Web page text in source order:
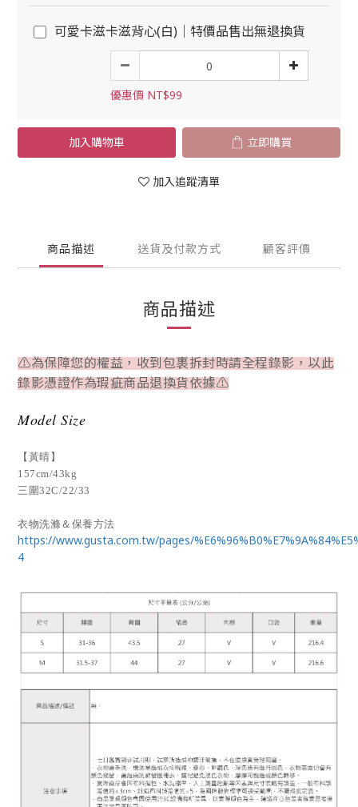
可愛卡滋卡滋背心(白)｜特價品售出無退換貨
優惠價 NT$99
加入購物車 立即購買
加入追蹤清單
商品描述 送貨及付款方式 顧客評價
商品描述
⚠為保障您的權益，收到包裹拆封時請全程錄影，以此
錄影憑證作為瑕疵商品退換貨依據⚠
Model Size
【黃晴】
157cm/43kg
三圍32C/22/33
衣物洗滌＆保養方法
https://www.gusta.com.tw/pages/
4